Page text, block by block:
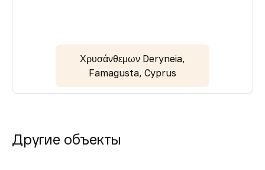
Χρυσάνθεμων Deryneia,
Famagusta, Cyprus
Другие объекты